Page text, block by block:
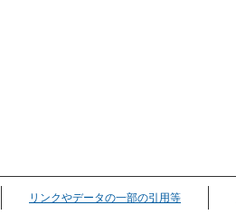
リンクやデータの一部の引用等